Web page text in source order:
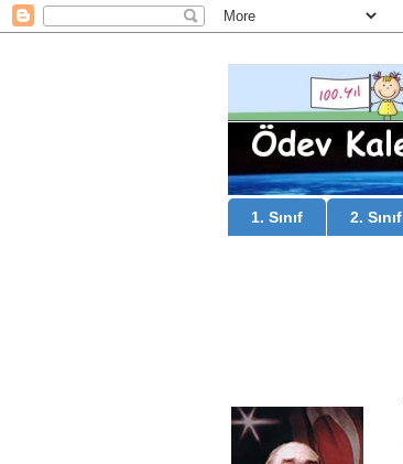
1. Sınıf 2. Sınıf